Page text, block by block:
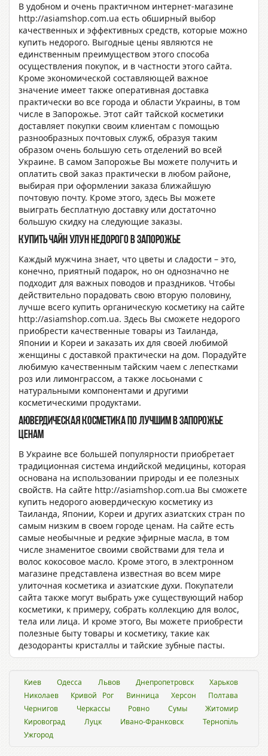
В удобном и очень практичном интернет-магазине
http://asiamshop.com.ua есть обширный выбор
качественных и эффективных средств, которые можно
купить недорого. Выгодные цены являются не
единственным преимуществом этого способа
осуществления покупок, и в частности этого сайта.
Кроме экономической составляющей важное
значение имеет также оперативная доставка
практически во все города и области Украины, в том
числе в Запорожье. Этот сайт тайской косметики
доставляет покупки своим клиентам с помощью
разнообразных почтовых служб, образуя таким
образом очень большую сеть отделений во всей
Украине. В самом Запорожье Вы можете получить и
оплатить свой заказ практически в любом районе,
выбирая при оформлении заказа ближайшую
почтовую почту. Кроме этого, здесь Вы можете
выиграть бесплатную доставку или достаточно
большую скидку на следующие заказы.
Купить чайн улун недорого в Запорожье
Каждый мужчина знает, что цветы и сладости – это,
конечно, приятный подарок, но он однозначно не
подходит для важных поводов и праздников. Чтобы
действительно порадовать свою вторую половину,
лучше всего купить органическую косметику на сайте
http://asiamshop.com.ua. Здесь Вы сможете недорого
приобрести качественные товары из Таиланда,
Японии и Кореи и заказать их для своей любимой
женщины с доставкой практически на дом. Порадуйте
любимую качественным тайским чаем с лепестками
роз или лимонграссом, а также лосьонами с
натуральными компонентами и другими
косметическими продуктами.
Аювердическая косметика по лучшим в Запорожье
ценам
В Украине все большей популярности приобретает
традиционная система индийской медицины, которая
основана на использовании природы и ее полезных
свойств. На сайте http://asiamshop.com.ua Вы сможете
купить недорого аювердическую косметику из
Таиланда, Японии, Кореи и других азиатских стран по
самым низким в своем городе ценам. На сайте есть
самые необычные и редкие эфирные масла, в том
числе знаменитое своими свойствами для тела и
волос кокосовое масло. Кроме этого, в электронном
магазине представлена известная во всем мире
улиточная косметика и азиатские духи. Покупатели
сайта также могут выбрать уже существующий набор
косметики, к примеру, собрать коллекцию для волос,
тела или лица. И кроме этого, Вы можете приобрести
полезные быту товары и косметику, такие как
дезодоранты кристаллы и тайские зубные пасты.
Киев Одесса Львов Днепропетровск
Харьков
Николаев
Кривой Рог Винница Херсон
Полтава
Чернигов
Черкассы Ровно Сумы
Житомир
Кировоград
Луцк Ивано-Франковск
Тернопіль
Ужгород